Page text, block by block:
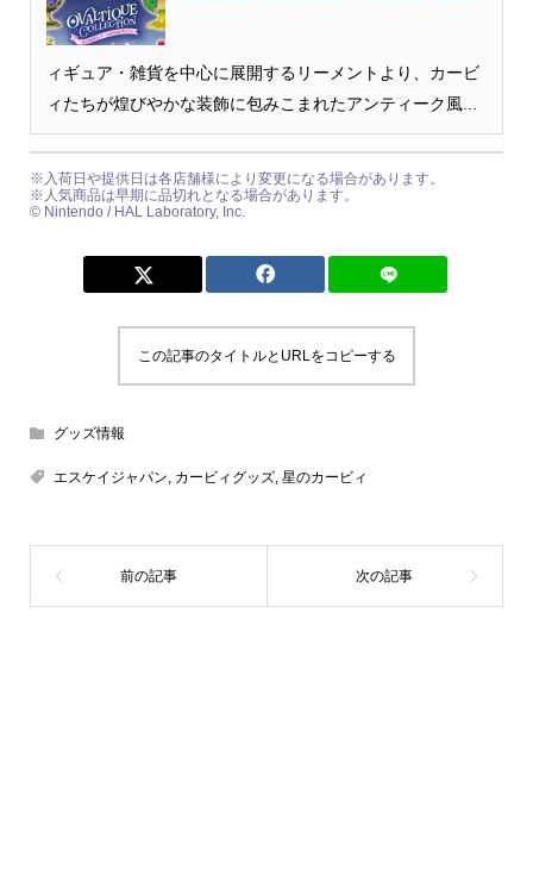
ィギュア・雑貨を中心に展開するリーメントより、カービ
ィたちが煌びやかな装飾に包みこまれたアンティーク風...
※入荷日や提供日は各店舗様により変更になる場合があります。
※人気商品は早期に品切れとなる場合があります。
©︎ Nintendo / HAL Laboratory, Inc.
この記事のタイトルとURLをコピーする
グッズ情報
エスケイジャパン, カービィグッズ, 星のカービィ